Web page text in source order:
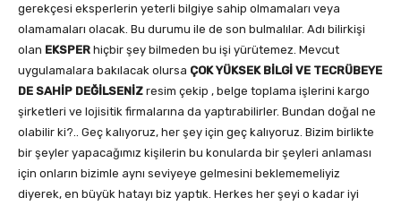
gerekçesi eksperlerin yeterli bilgiye sahip olmamaları veya
olamamaları olacak. Bu durumu ile de son bulmalılar. Adı bilirkişi
olan EKSPER hiçbir şey bilmeden bu işi yürütemez. Mevcut
uygulamalara bakılacak olursa ÇOK YÜKSEK BİLGİ VE TECRÜBEYE
DE SAHİP DEĞİLSENİZ resim çekip , belge toplama işlerini kargo
şirketleri ve lojisitik firmalarına da yaptırabilirler. Bundan doğal ne
olabilir ki?.. Geç kalıyoruz, her şey için geç kalıyoruz. Bizim birlikte
bir şeyler yapacağımız kişilerin bu konularda bir şeyleri anlaması
için onların bizimle aynı seviyeye gelmesini beklememeliyiz
diyerek, en büyük hatayı biz yaptık. Herkes her şeyi o kadar iyi